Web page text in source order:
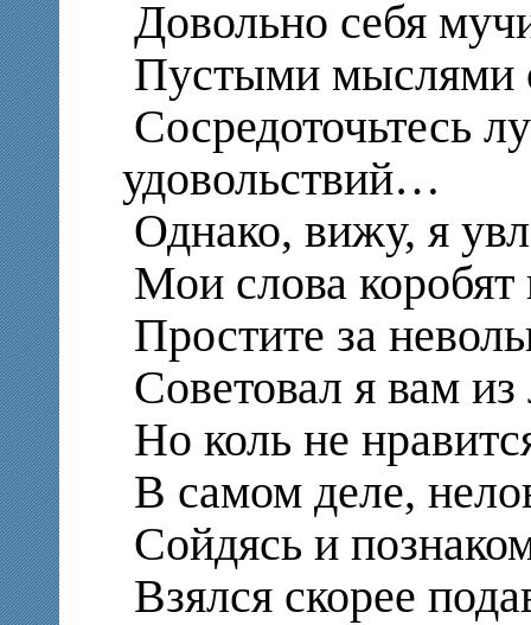
Довольно себя
Пустыми мыслями
Сосредоточьтесь
удовольствий…
Однако, вижу, я
Мои слова коробят
Простите за
Советовал я вам
Но коль не
В самом деле,
Сойдясь и
Взялся скорее